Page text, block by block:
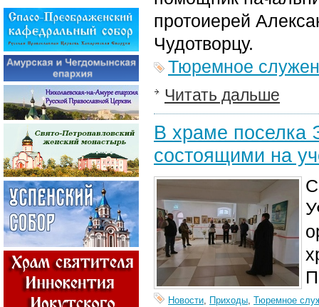
протоиерей
Чудотворцу.
Тюремное
Читать дальше
В храме поселка
состоящими на
Новости, Приходы, Тюремное